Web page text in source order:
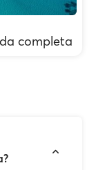
completa